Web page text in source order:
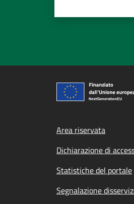
Footer
Area riservata
Dichiarazione di
Statistiche del portale
Segnalazione